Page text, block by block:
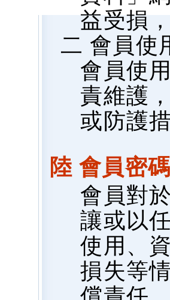
益受損
二 會員使
會員使
責維護
或防護
陸 會員密碼
會員對
讓或以
使用、
損失等